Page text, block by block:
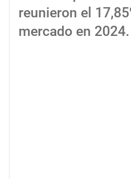
reunieron el
mercado en 2024.